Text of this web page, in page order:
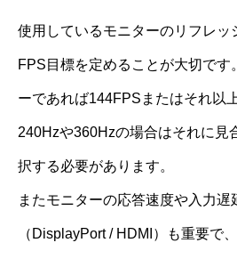
使用しているモニターのリフレッ
FPS目標を定めることが大切です
ーであれば144FPSまたはそれ以
240Hzや360Hzの場合はそれに見
択する必要があります。
またモニターの応答速度や入力遅
（DisplayPort / HDMI）も重要で